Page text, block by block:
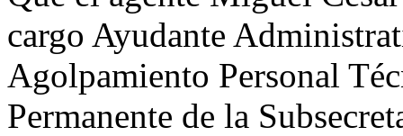
cargo Ayudante
Agolpamiento Personal
Permanente de la